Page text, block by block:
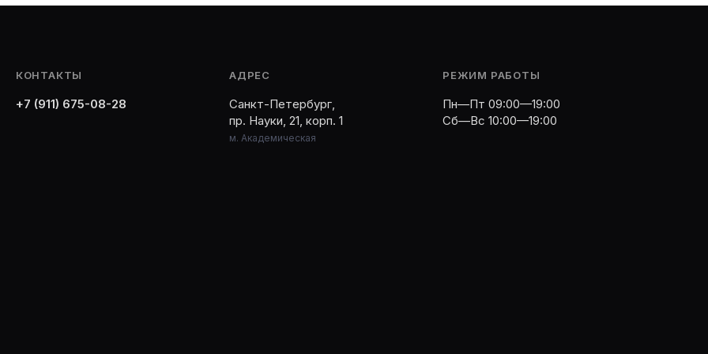
КОНТАКТЫ
+7 (911) 675-08-28
АДРЕС
Санкт-Петербург,
пр. Науки, 21, корп. 1
м. Академическая
РЕЖИМ РАБОТЫ
Пн—Пт 09:00—19:00
Сб—Вс 10:00—19:00